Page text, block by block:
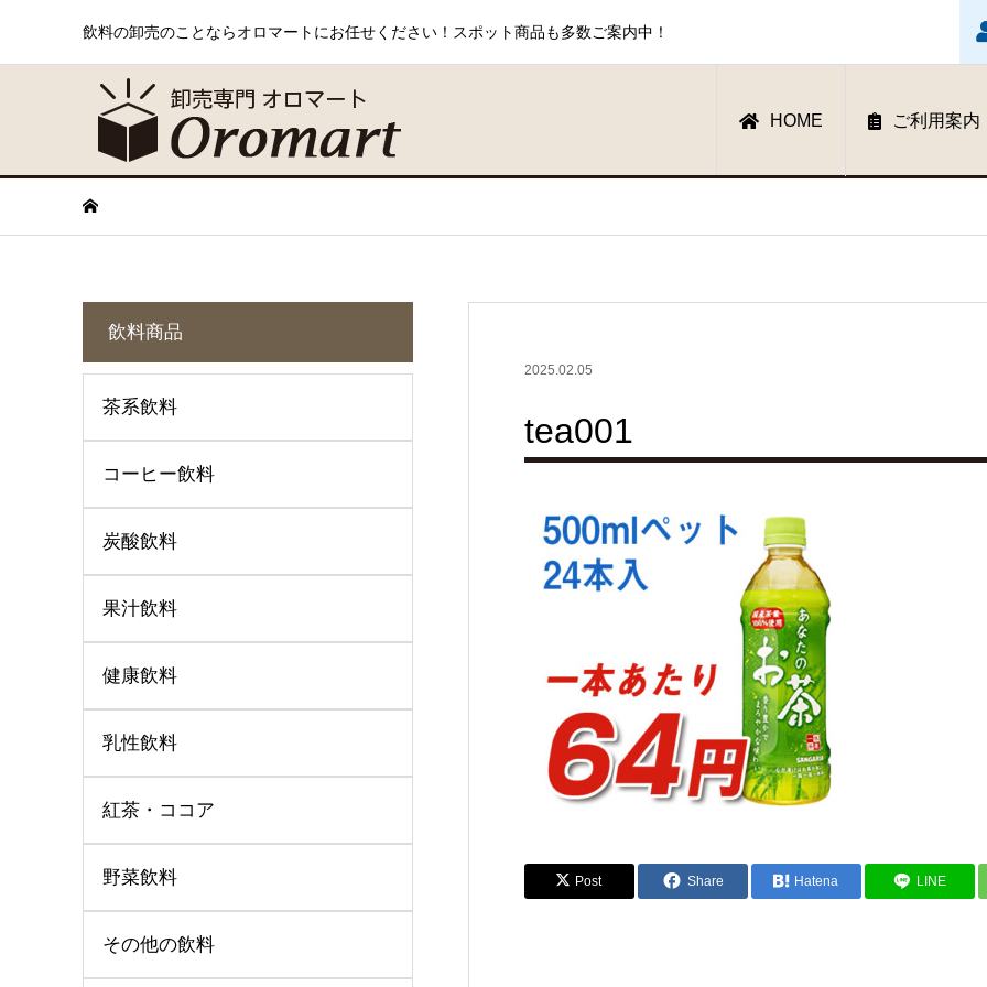
飲料の卸売のことならオロマートにお任せください！スポット商品も多数ご案内中！
HOME ご利用案内
2025.02.05
tea001
Post Share Hatena LINE
飲料商品
茶系飲料
コーヒー飲料
炭酸飲料
果汁飲料
健康飲料
乳性飲料
紅茶・ココア
野菜飲料
その他の飲料